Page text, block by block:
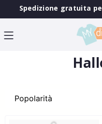
Spedizione gratuita